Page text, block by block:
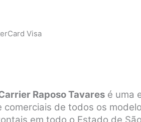
Visa
Raposo Tavares é uma
comerciais de todos os
em todo o Estado de